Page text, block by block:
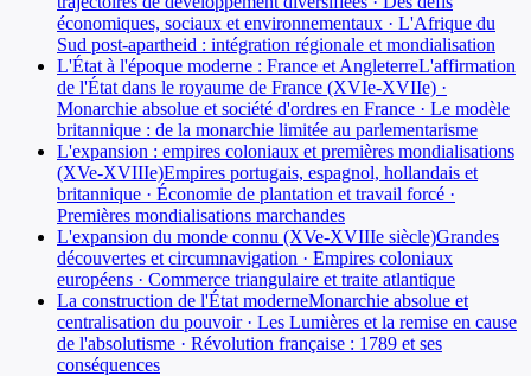
économiques, sociaux et environnementaux · L'Afrique du
Sud post-apartheid : intégration régionale et mondialisation
L'État à l'époque moderne : France et AngleterreL'affirmation
de l'État dans le royaume de France (XVIe-XVIIe) ·
Monarchie absolue et société d'ordres en France · Le modèle
britannique : de la monarchie limitée au parlementarisme
L'expansion : empires coloniaux et premières mondialisations
(XVe-XVIIIe)Empires portugais, espagnol, hollandais et
britannique · Économie de plantation et travail forcé ·
Premières mondialisations marchandes
L'expansion du monde connu (XVe-XVIIIe siècle)Grandes
découvertes et circumnavigation · Empires coloniaux
européens · Commerce triangulaire et traite atlantique
La construction de l'État moderneMonarchie absolue et
centralisation du pouvoir · Les Lumières et la remise en cause
de l'absolutisme · Révolution française : 1789 et ses
conséquences